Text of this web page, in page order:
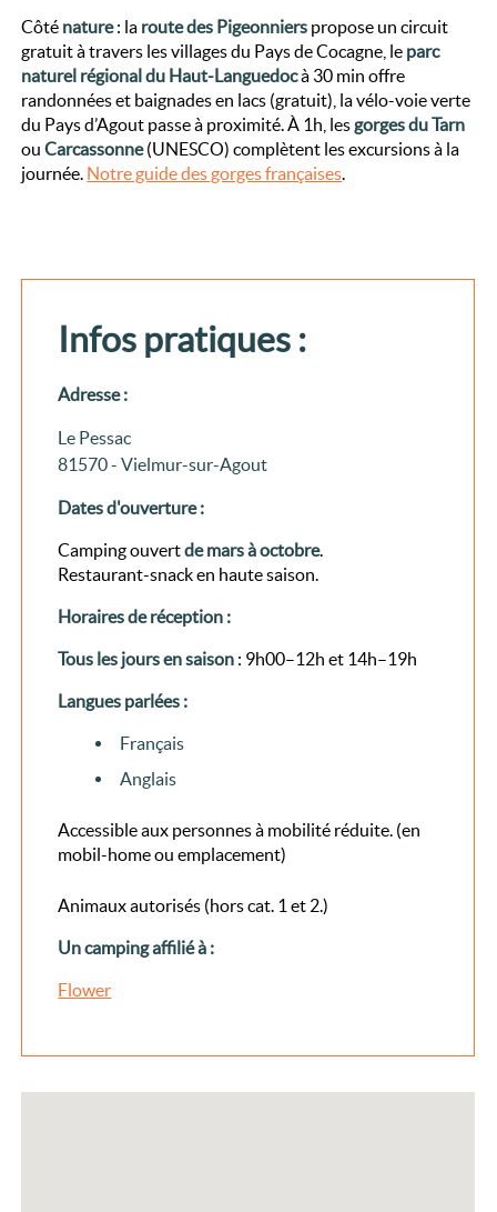
Côté nature: la route des Pigeonniers propose un circuit
gratuit à travers les villages du Pays de Cocagne, le parc
naturel régional du Haut-Languedocà 30 min offre
randonnées et baignades en lacs (gratuit), la vélo-voie verte
du Pays d’Agout passe à proximité. À 1h, les gorges du Tarn
ouCarcassonne(UNESCO) complètent les excursions à la
journée. Notre guide des gorges françaises.
Infos pratiques :
Adresse :
Le Pessac
81570 - Vielmur-sur-Agout
Dates d'ouverture :
Camping ouvertde mars à octobre.
Restaurant-snack en haute saison.
Horaires de réception :
Tous les jours en saison : 9h00–12h et 14h–19h
Langues parlées :
Français
Anglais
Accessible aux personnes à mobilité réduite. (en
mobil-home ou emplacement)
Animaux autorisés (hors cat. 1 et 2.)
Un camping affilié à :
Flower